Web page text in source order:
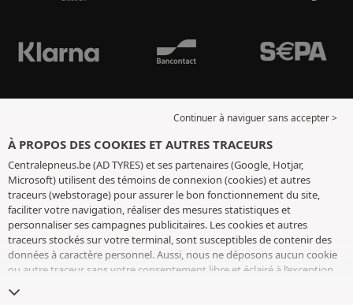
Continuer à naviguer sans accepter >
À PROPOS DES COOKIES ET AUTRES TRACEURS
Centralepneus.be (AD TYRES) et ses partenaires (Google, Hotjar,
Microsoft) utilisent des témoins de connexion (cookies) et autres
traceurs (webstorage) pour assurer le bon fonctionnement du site,
faciliter votre navigation, réaliser des mesures statistiques et
personnaliser ses campagnes publicitaires. Les cookies et autres
traceurs stockés sur votre terminal, sont susceptibles de contenir des
données à caractère personnel. Aussi, nous ne déposons aucun cookie
ou autre traceur sans votre consentement libre et éclairé à l’exception
conservons votre choix pendant 6 mois. Vous pouvez retirer votre